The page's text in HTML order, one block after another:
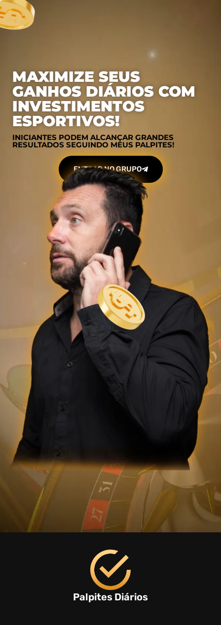
MAXIMIZE SEUS
GANHOS DIÁRIOS COM
INVESTIMENTOS
ESPORTIVOS!
INICIANTES PODEM ALCANÇAR GRANDES
RESULTADOS SEGUINDO MEUS PALPITES!
ENTRAR NO GRUPO
Palpites Diários